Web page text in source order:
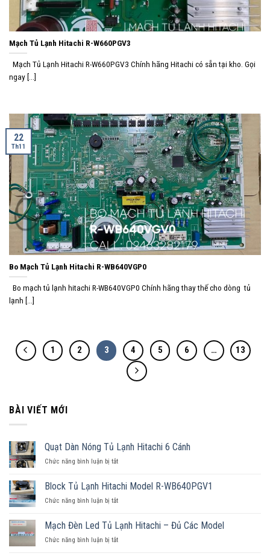
Mạch Tủ Lạnh Hitachi R-W660PGV3
Mạch Tủ Lạnh Hitachi R-W660PGV3 Chính hãng Hitachi có sẵn tại kho. Gọi
ngay [...]
Bo Mạch Tủ Lạnh Hitachi R-WB640VGP0
Bo mạch tủ lạnh hitachi R-WB640VGP0 Chính hãng thay thế cho dòng tủ
lạnh [...]
22
Th11
1 2 3 4 5 6 … 13
BÀI VIẾT MỚI
Quạt Dàn Nóng Tủ Lạnh Hitachi 6 Cánh
Chức năng bình luận bị tắt
Dàn
Hitachi
Block Tủ Lạnh Hitachi Model R-WB640PGV1
Chức năng bình luận bị tắt
Lạnh
Mạch Đèn Led Tủ Lạnh Hitachi – Đủ Các Model
Chức năng bình luận bị tắt